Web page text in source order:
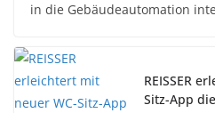
in die Gebäudeautomation
REISSER
Sitz-App